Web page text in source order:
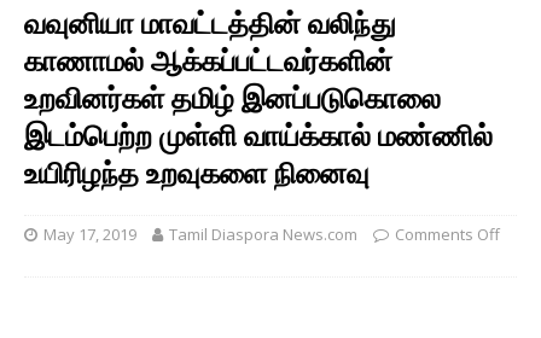
வவுனியா மாவட்டத்தின் வலிந்து
காணாமல் ஆக்கப்பட்டவர்களின்
உறவினர்கள் தமிழ் இனப்படுகொலை
இடம்பெற்ற முள்ளி வாய்க்கால் மண்ணில்
உயிரிழந்த உறவுகளை நினைவு
May 17, 2019 Tamil Diaspora News.com Comments Off